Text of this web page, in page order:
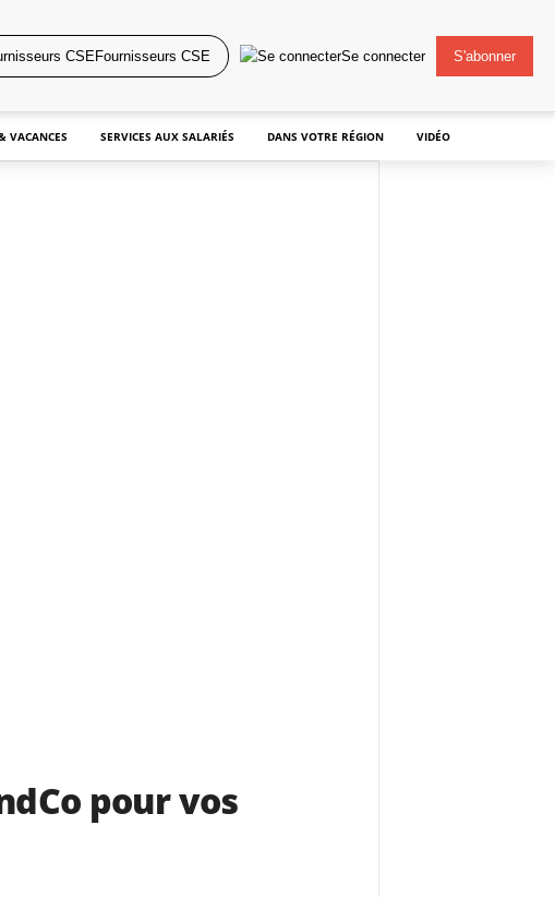
Fournisseurs CSE Se connecter S'abonner
VACANCES SERVICES AUX SALARIÉS DANS VOTRE RÉGION VIDÉO
pour vos